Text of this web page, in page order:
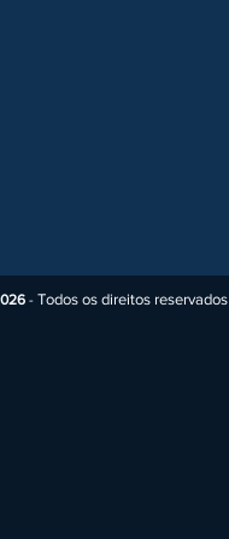
-Todos os direitos reservados